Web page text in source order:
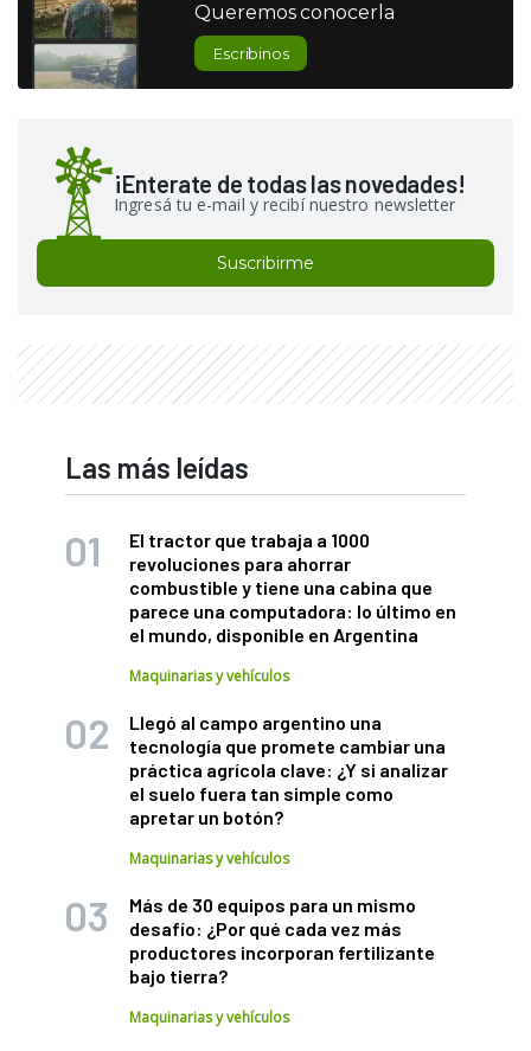
Queremos conocerla
Escribinos
¡Enterate de todas las novedades!
Ingresá tu e-mail y recibí nuestro newsletter
Suscribirme
Las más leídas
El tractor que trabaja a 1000
revoluciones para ahorrar
combustible y tiene una cabina que
parece una computadora: lo último en
el mundo, disponible en Argentina
Maquinarias y vehículos
Llegó al campo argentino una
tecnología que promete cambiar una
práctica agrícola clave: ¿Y si analizar
el suelo fuera tan simple como
apretar un botón?
Maquinarias y vehículos
Más de 30 equipos para un mismo
desafío: ¿Por qué cada vez más
productores incorporan fertilizante
bajo tierra?
Maquinarias y vehículos